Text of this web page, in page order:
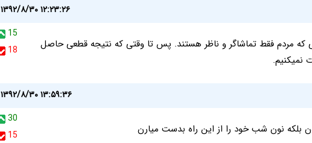
۱۳۹۲/۸/۳۰ ۱۲:۲۳:۲۶
15
18
مردم فقط تماشاگر و ناظر هستند. پس تا وقتی که نتیجه قطعی حاصل
نمیکنیم.
۱۳۹۲/۸/۳۰ ۱۳:۵۹:۳۶
30
15
نون شب خود را از این راه بدست میارن